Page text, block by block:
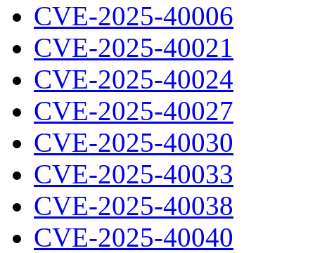
CVE-2025-40006
CVE-2025-40021
CVE-2025-40024
CVE-2025-40027
CVE-2025-40030
CVE-2025-40033
CVE-2025-40038
CVE-2025-40040